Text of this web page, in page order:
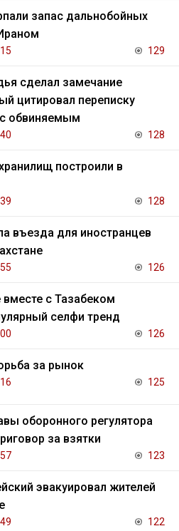
запас дальнобойных
129
сделал замечание
цитировал переписку
обвиняемым
128
построили в
128
въезда для иностранцев
126
с Тазабеком
селфи тренд
126
за рынок
125
оборонного регулятора
за взятки
123
эвакуировал жителей
122